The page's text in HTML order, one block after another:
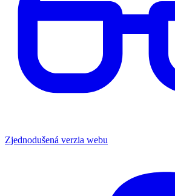
Zjednodušená verzia webu